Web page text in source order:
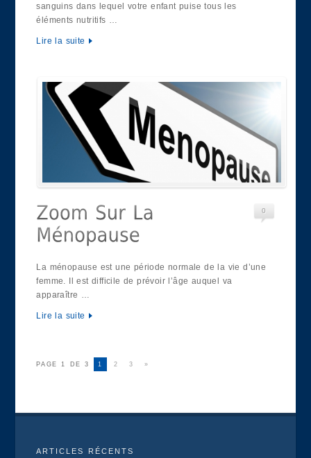
sanguins dans lequel votre enfant puise tous les
éléments nutritifs …
Lire la suite
0
La ménopause est une période normale de la vie d’une
femme. Il est difficile de prévoir l’âge auquel va
apparaître …
Lire la suite
PAGE 1 DE 3 1 2 3 »
ARTICLES RÉCENTS